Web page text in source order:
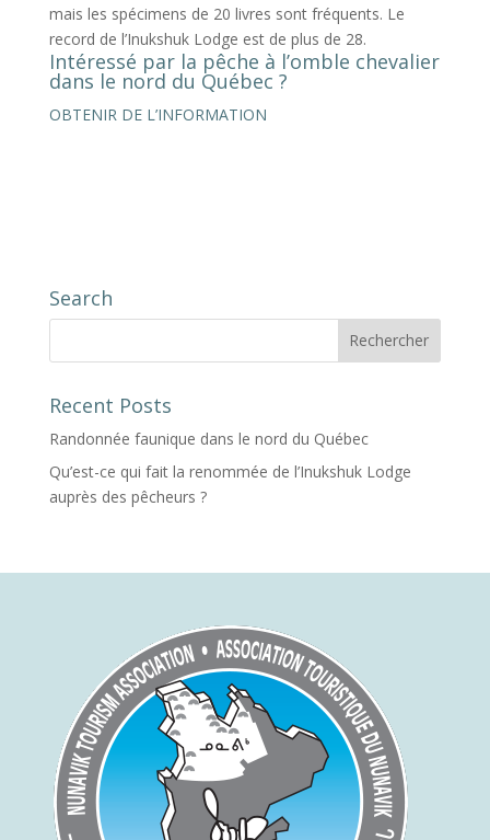
mais les spécimens de 20 livres sont fréquents. Le
record de l’Inukshuk Lodge est de plus de 28.
Intéressé par la pêche à l’omble chevalier
dans le nord du Québec ?
OBTENIR DE L’INFORMATION
Search
Recent Posts
Randonnée faunique dans le nord du Québec
Qu’est-ce qui fait la renommée de l’Inukshuk Lodge
auprès des pêcheurs ?